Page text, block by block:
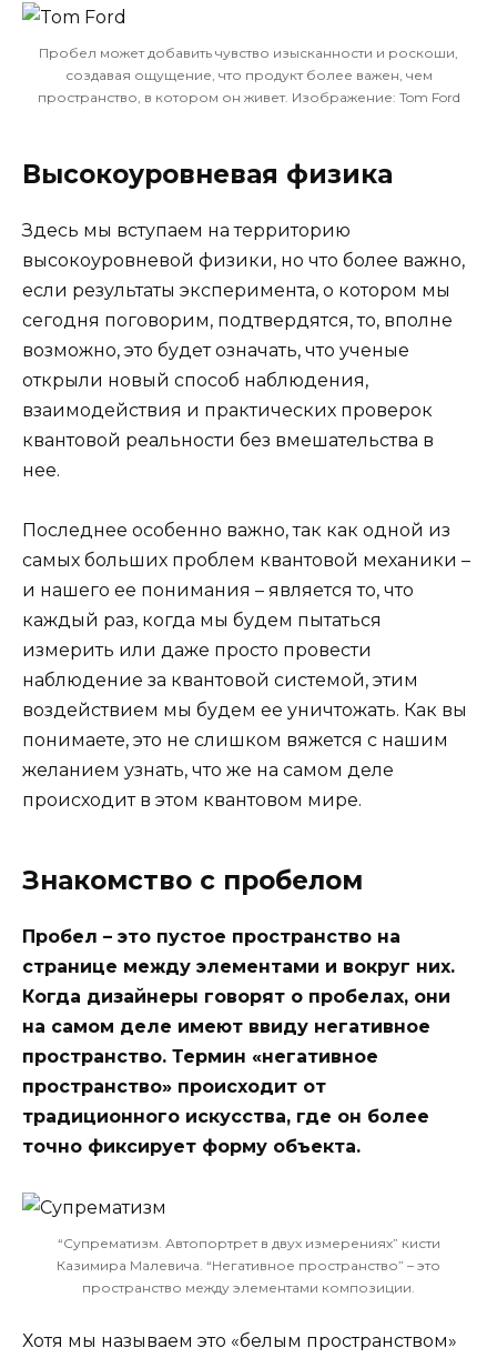
Пробел может добавить чувство изысканности и роскоши,
создавая ощущение, что продукт более важен, чем
пространство, в котором он живет. Изображение: Tom Ford
Высокоуровневая физика
Здесь мы вступаем на территорию
высокоуровневой физики, но что более важно,
если результаты эксперимента, о котором мы
сегодня поговорим, подтвердятся, то, вполне
возможно, это будет означать, что ученые
открыли новый способ наблюдения,
взаимодействия и практических проверок
квантовой реальности без вмешательства в
нее.
Последнее особенно важно, так как одной из
самых больших проблем квантовой механики –
и нашего ее понимания – является то, что
каждый раз, когда мы будем пытаться
измерить или даже просто провести
наблюдение за квантовой системой, этим
воздействием мы будем ее уничтожать. Как вы
понимаете, это не слишком вяжется с нашим
желанием узнать, что же на самом деле
происходит в этом квантовом мире.
Знакомство с пробелом
Пробел – это пустое пространство на
странице между элементами и вокруг них.
Когда дизайнеры говорят о пробелах, они
на самом деле имеют ввиду негативное
пространство. Термин «негативное
пространство» происходит от
традиционного искусства, где он более
точно фиксирует форму объекта.
“Супрематизм. Автопортрет в двух измерениях” кисти
Казимира Малевича. “Негативное пространство” – это
пространство между элементами композиции.
Хотя мы называем это «белым пространством»